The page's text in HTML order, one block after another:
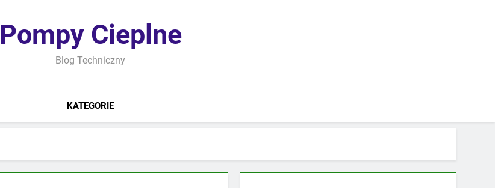
Pompy Cieplne
Blog Techniczny
KATEGORIE